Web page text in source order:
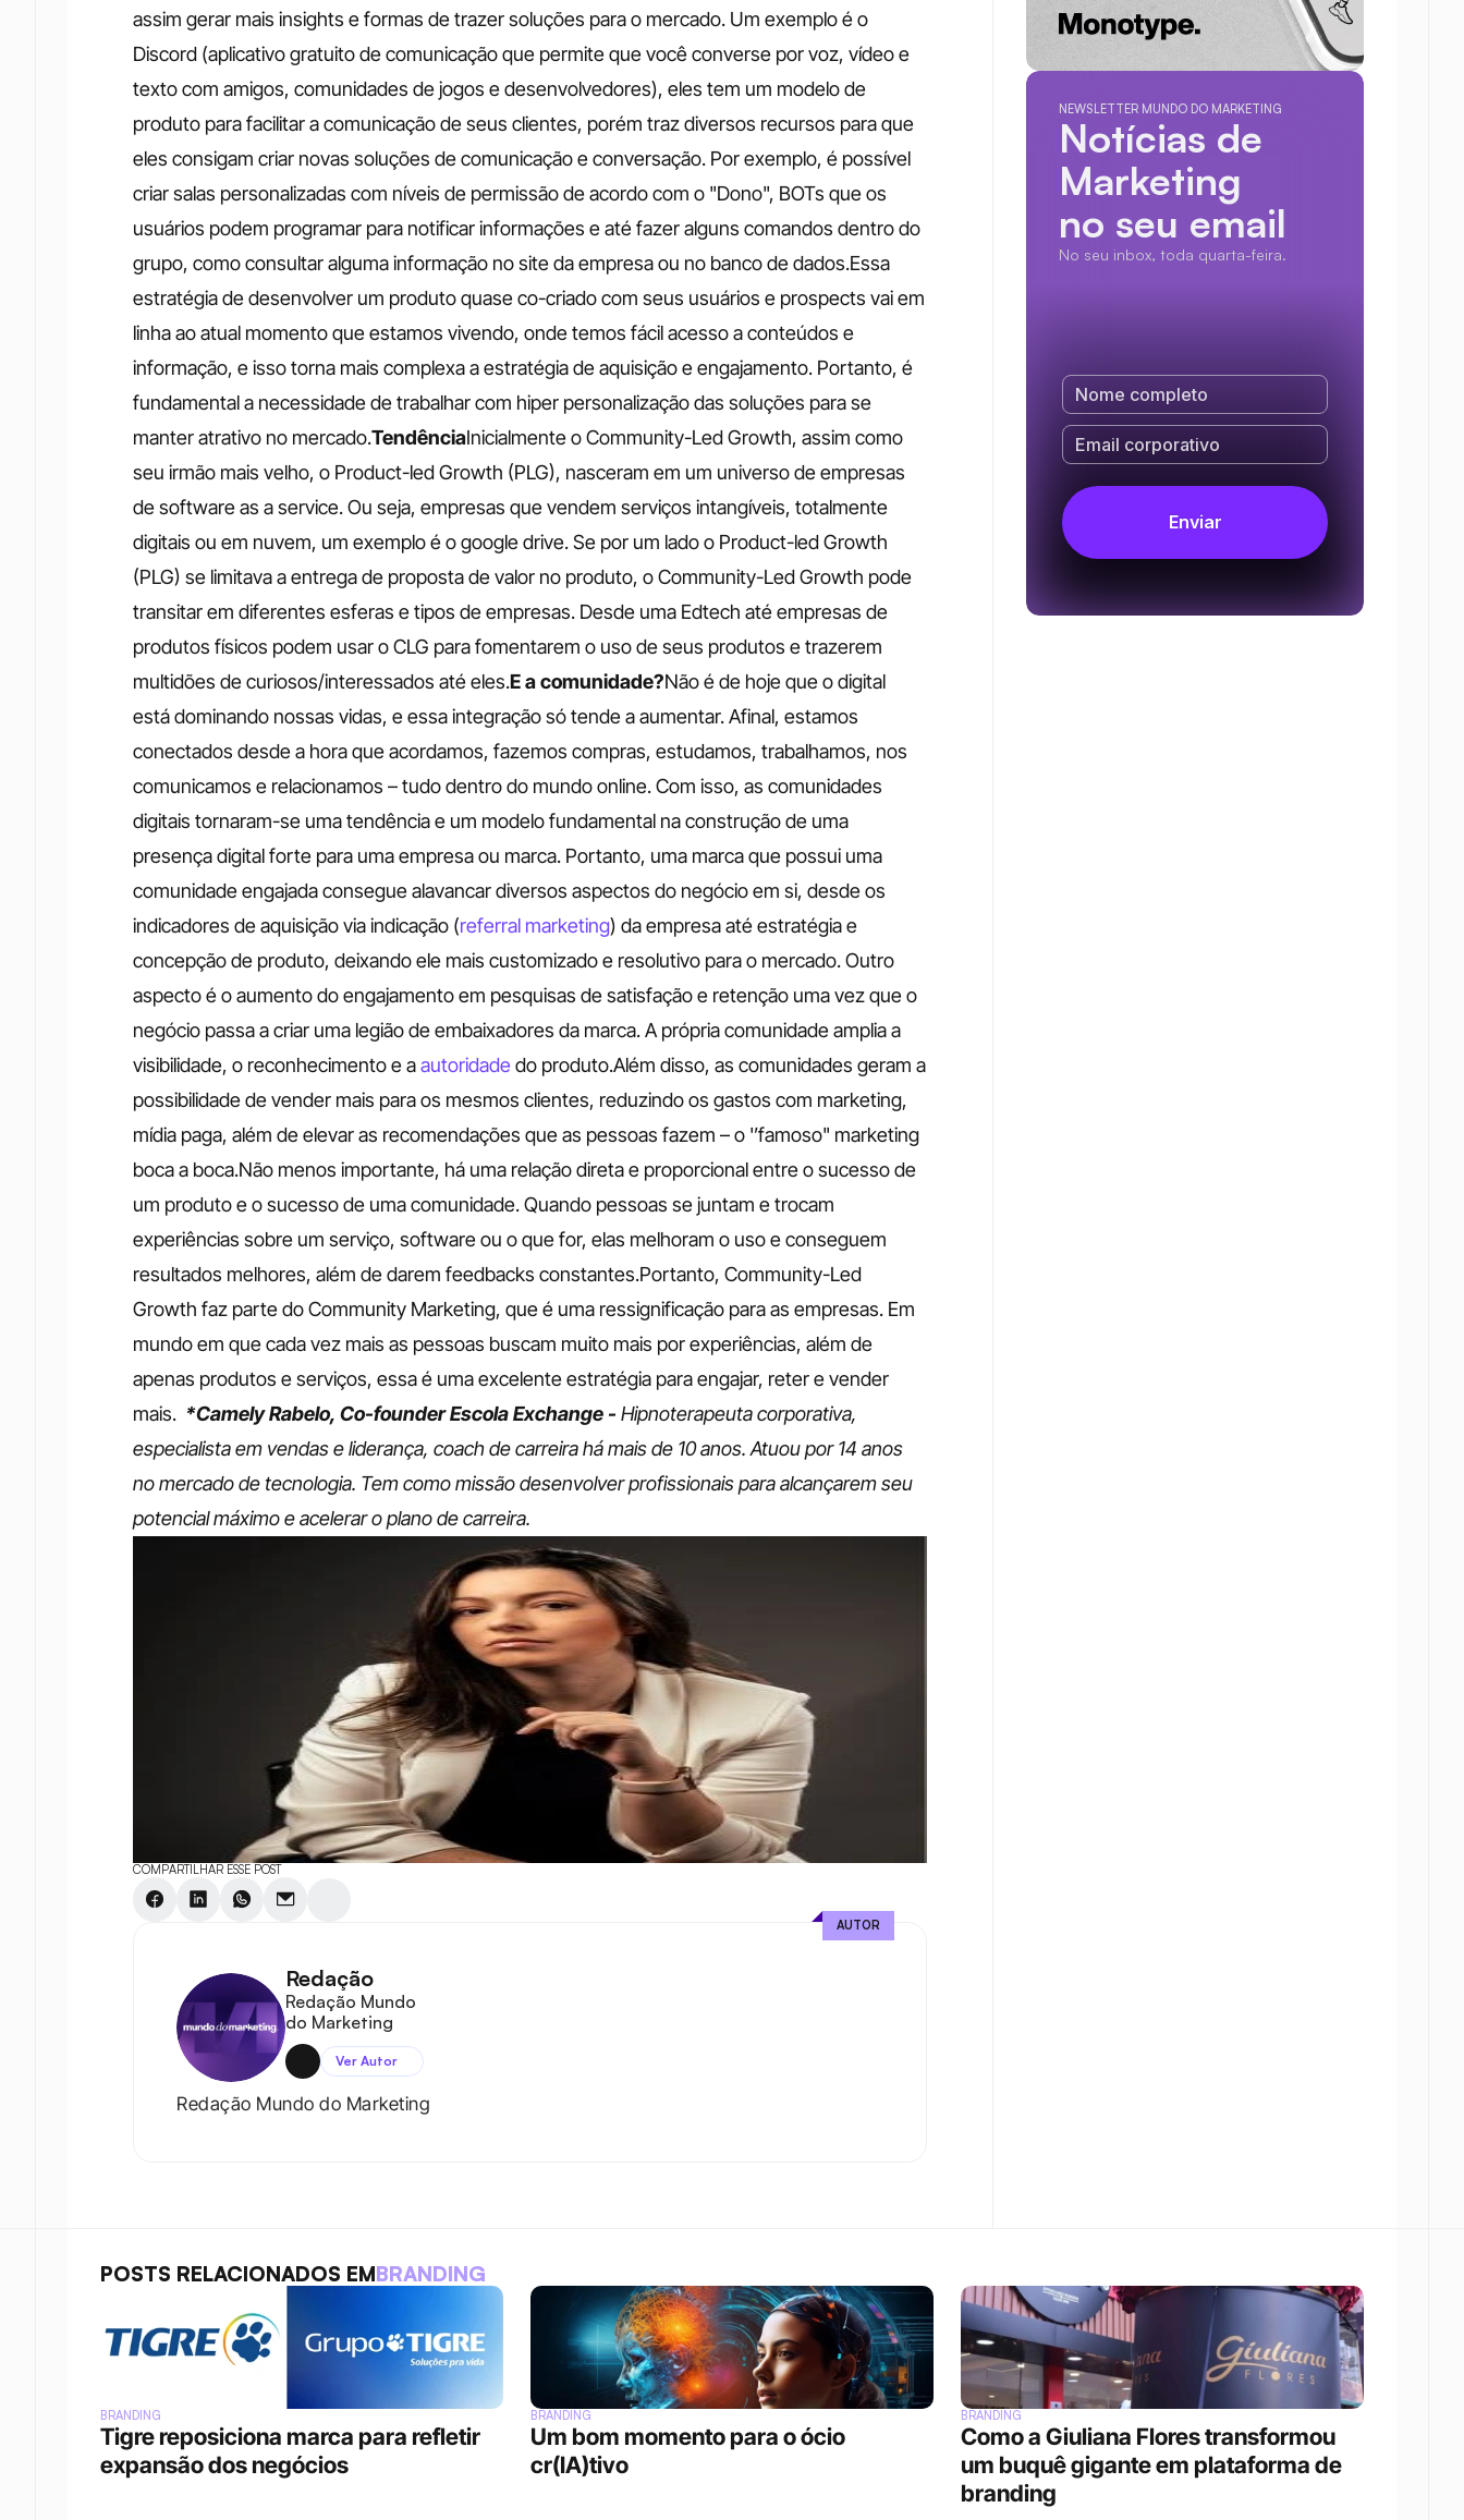
assim gerar mais insights e formas de trazer soluções para o mercado. Um exemplo é o
Discord (aplicativo gratuito de comunicação que permite que você converse por voz, vídeo e
texto com amigos, comunidades de jogos e desenvolvedores), eles tem um modelo de
produto para facilitar a comunicação de seus clientes, porém traz diversos recursos para que
eles consigam criar novas soluções de comunicação e conversação. Por exemplo, é possível
criar salas personalizadas com níveis de permissão de acordo com o "Dono", BOTs que os
usuários podem programar para notificar informações e até fazer alguns comandos dentro do
grupo, como consultar alguma informação no site da empresa ou no banco de dados.Essa
estratégia de desenvolver um produto quase co-criado com seus usuários e prospects vai em
linha ao atual momento que estamos vivendo, onde temos fácil acesso a conteúdos e
informação, e isso torna mais complexa a estratégia de aquisição e engajamento. Portanto, é
fundamental a necessidade de trabalhar com hiper personalização das soluções para se
manter atrativo no mercado.TendênciaInicialmente o Community-Led Growth, assim como
seu irmão mais velho, o Product-led Growth (PLG), nasceram em um universo de empresas
de software as a service. Ou seja, empresas que vendem serviços intangíveis, totalmente
digitais ou em nuvem, um exemplo é o google drive. Se por um lado o Product-led Growth
(PLG) se limitava a entrega de proposta de valor no produto, o Community-Led Growth pode
transitar em diferentes esferas e tipos de empresas. Desde uma Edtech até empresas de
produtos físicos podem usar o CLG para fomentarem o uso de seus produtos e trazerem
multidões de curiosos/interessados até eles.E a comunidade?Não é de hoje que o digital
está dominando nossas vidas, e essa integração só tende a aumentar. Afinal, estamos
conectados desde a hora que acordamos, fazemos compras, estudamos, trabalhamos, nos
comunicamos e relacionamos – tudo dentro do mundo online. Com isso, as comunidades
digitais tornaram-se uma tendência e um modelo fundamental na construção de uma
presença digital forte para uma empresa ou marca. Portanto, uma marca que possui uma
comunidade engajada consegue alavancar diversos aspectos do negócio em si, desde os
indicadores de aquisição via indicação (referral marketing) da empresa até estratégia e
concepção de produto, deixando ele mais customizado e resolutivo para o mercado. Outro
aspecto é o aumento do engajamento em pesquisas de satisfação e retenção uma vez que o
negócio passa a criar uma legião de embaixadores da marca. A própria comunidade amplia a
visibilidade, o reconhecimento e a autoridade do produto.Além disso, as comunidades geram a
possibilidade de vender mais para os mesmos clientes, reduzindo os gastos com marketing,
mídia paga, além de elevar as recomendações que as pessoas fazem – o '’famoso" marketing
boca a boca.Não menos importante, há uma relação direta e proporcional entre o sucesso de
um produto e o sucesso de uma comunidade. Quando pessoas se juntam e trocam
experiências sobre um serviço, software ou o que for, elas melhoram o uso e conseguem
resultados melhores, além de darem feedbacks constantes.Portanto, Community-Led
Growth faz parte do Community Marketing, que é uma ressignificação para as empresas. Em
mundo em que cada vez mais as pessoas buscam muito mais por experiências, além de
apenas produtos e serviços, essa é uma excelente estratégia para engajar, reter e vender
mais. *Camely Rabelo, Co-founder Escola Exchange - Hipnoterapeuta corporativa,
especialista em vendas e liderança, coach de carreira há mais de 10 anos. Atuou por 14 anos
no mercado de tecnologia. Tem como missão desenvolver profissionais para alcançarem seu
potencial máximo e acelerar o plano de carreira.
COMPARTILHAR ESSE POST
Redação
Redação Mundo
do Marketing
Ver Autor
Redação Mundo do Marketing
AUTOR
NEWSLETTER MUNDO DO MARKETING
Notícias de
Marketing
no seu email
No seu inbox, toda quarta-feira.
POSTS RELACIONADOS EMBRANDING
BRANDING
Tigre reposiciona marca para refletir
expansão dos negócios
BRANDING
Um bom momento para o ócio
cr(IA)tivo
BRANDING
Como a Giuliana Flores transformou
um buquê gigante em plataforma de
branding